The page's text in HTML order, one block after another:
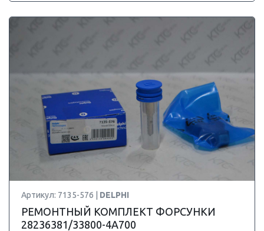
Артикул: 7135-576 | DELPHI
РЕМОНТНЫЙ КОМПЛЕКТ ФОРСУНКИ
28236381/33800-4A700